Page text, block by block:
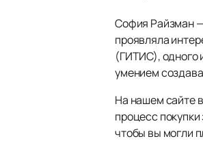
София Райзман —
проявляла
(ГИТИС), одного
умением
На нашем сайте
процесс
чтобы вы могли